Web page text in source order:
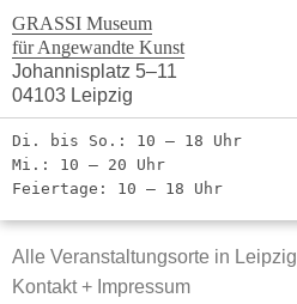
GRASSI Museum
für Angewandte Kunst
Johannisplatz 5–11
04103 Leipzig
Di. bis So.: 10 – 18 Uhr
Mi.: 10 – 20 Uhr
Feiertage: 10 – 18 Uhr
Alle Veranstaltungsorte in Leipzig
Kontakt + Impressum